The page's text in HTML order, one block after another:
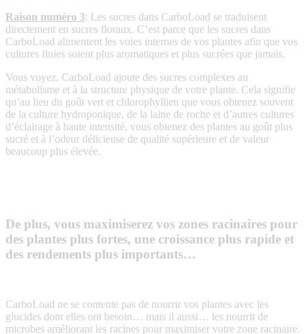
Raison numéro 3: Les sucres dans CarboLoad se traduisent
directement en sucres floraux. C’est parce que les sucres dans
CarboLoad alimentent les voies internes de vos plantes afin que vos
cultures finies soient plus aromatiques et plus sucrées que jamais.
Vous voyez, CarboLoad ajoute des sucres complexes au
métabolisme et à la structure physique de votre plante. Cela signifie
qu’au lieu du goût vert et chlorophyllien que vous obtenez souvent
de la culture hydroponique, de la laine de roche et d’autres cultures
d’éclairage à haute intensité, vous obtenez des plantes au goût plus
sucré et à l’odeur délicieuse de qualité supérieure et de valeur
beaucoup plus élevée.
De plus, vous maximiserez vos zones racinaires pour
des plantes plus fortes, une croissance plus rapide et
des rendements plus importants…
CarboLoad ne se contente pas de nourrir vos plantes avec les
glucides dont elles ont besoin… mais il aussi… les nourrit de
microbes améliorant les racines pour maximiser votre zone racinaire.